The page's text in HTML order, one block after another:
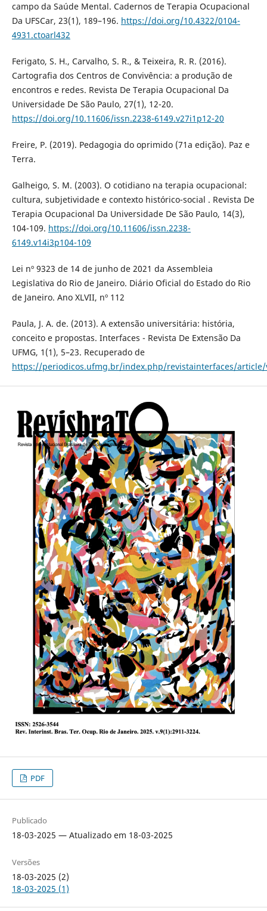
campo da Saúde Mental. Cadernos de Terapia Ocupacional
Da UFSCar, 23(1), 189–196. https://doi.org/10.4322/0104-
4931.ctoarl432
Ferigato, S. H., Carvalho, S. R., & Teixeira, R. R. (2016).
Cartografia dos Centros de Convivência: a produção de
encontros e redes. Revista De Terapia Ocupacional Da
Universidade De São Paulo, 27(1), 12-20.
https://doi.org/10.11606/issn.2238-6149.v27i1p12-20
Freire, P. (2019). Pedagogia do oprimido (71a edição). Paz e
Terra.
Galheigo, S. M. (2003). O cotidiano na terapia ocupacional:
cultura, subjetividade e contexto histórico-social . Revista De
Terapia Ocupacional Da Universidade De São Paulo, 14(3),
104-109. https://doi.org/10.11606/issn.2238-
6149.v14i3p104-109
Lei nº 9323 de 14 de junho de 2021 da Assembleia
Legislativa do Rio de Janeiro. Diário Oficial do Estado do Rio
de Janeiro. Ano XLVII, nº 112
Paula, J. A. de. (2013). A extensão universitária: história,
conceito e propostas. Interfaces - Revista De Extensão Da
UFMG, 1(1), 5–23. Recuperado de
https://periodicos.ufmg.br/index.php/revistainterfaces/article/
PDF
Publicado
18-03-2025 — Atualizado em 18-03-2025
Versões
18-03-2025 (2)
18-03-2025 (1)